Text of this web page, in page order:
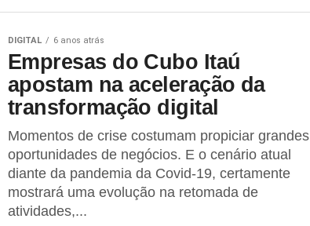
DIGITAL 6 anos atrás
Empresas do Cubo Itaú
apostam na aceleração da
transformação digital
Momentos de crise costumam propiciar grandes
oportunidades de negócios. E o cenário atual
diante da pandemia da Covid-19, certamente
mostrará uma evolução na retomada de
atividades,...